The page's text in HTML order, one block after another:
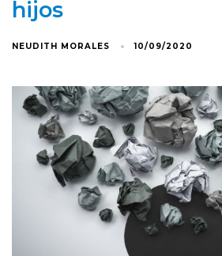
hijos
NEUDITH MORALES 10/09/2020